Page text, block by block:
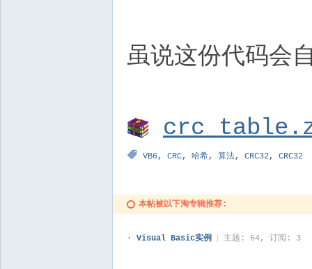
虽说这份代码会
VB6, CRC, 哈希, 算法, CRC32, CRC32
本帖被以下淘专辑推荐:
· Visual Basic实例 主题: 64, 订阅: 3